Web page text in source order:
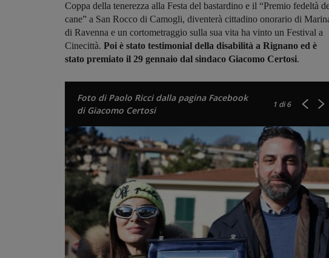
Coppa della tenerezza alla Festa del bastardino e il “Premio fedeltà
cane” a San Rocco di Camogli, diventerà cittadino onorario di
di Ravenna e un cortometraggio sulla sua vita ha vinto un Festival a
Cinecittà. Poi è stato testimonial della disabilità a Rignano ed è
stato premiato il 29 gennaio dal sindaco Giacomo Certosi.
Foto di Paolo Ricci dalla pagina Facebook
di Giacomo Certosi
1 di 6